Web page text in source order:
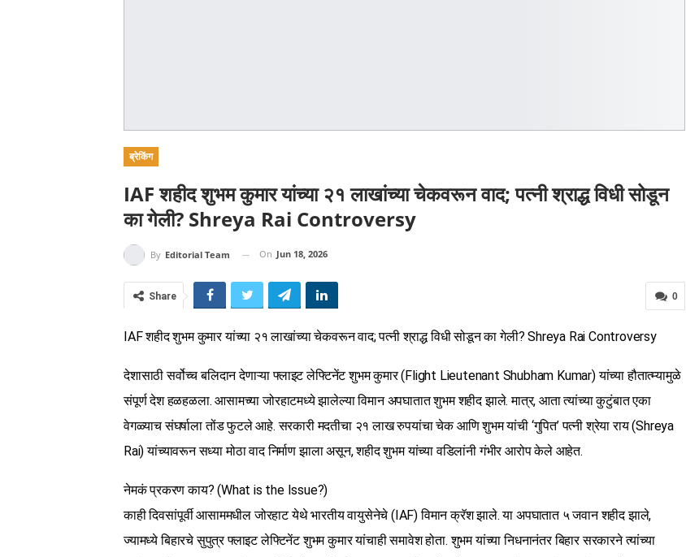
ब्रेकिंग
IAF शहीद शुभम कुमार यांच्या २१ लाखांच्या चेकवरून वाद; पत्नी श्राद्ध विधी सोडून
का गेली? Shreya Rai Controversy
By Editorial Team On Jun 18, 2026
0
Share
IAF शहीद शुभम कुमार यांच्या २१ लाखांच्या चेकवरून वाद; पत्नी श्राद्ध विधी सोडून का गेली? Shreya Rai Controversy
देशासाठी सर्वोच्च बलिदान देणाऱ्या फ्लाइट लेफ्टिनेंट शुभम कुमार (Flight Lieutenant Shubham Kumar) यांच्या हौतात्म्यामुळे
संपूर्ण देश हळहळला. आसामच्या जोरहाटमध्ये झालेल्या विमान अपघातात शुभम शहीद झाले. मात्र, आता त्यांच्या कुटुंबात एका
वेगळ्याच संघर्षाला तोंड फुटले आहे. सरकारी मदतीचा २१ लाख रुपयांचा चेक आणि शुभम यांची ‘गुपित’ पत्नी श्रेया राय (Shreya
Rai) यांच्यावरून सध्या मोठा वाद निर्माण झाला असून, शहीद शुभम यांच्या वडिलांनी गंभीर आरोप केले आहेत.
नेमकं प्रकरण काय? (What is the Issue?)
काही दिवसांपूर्वी आसाममधील जोरहाट येथे भारतीय वायुसेनेचे (IAF) विमान क्रॅश झाले. या अपघातात ५ जवान शहीद झाले,
ज्यामध्ये बिहारचे सुपुत्र फ्लाइट लेफ्टिनेंट शुभम कुमार यांचाही समावेश होता. शुभम यांच्या निधनानंतर बिहार सरकारने त्यांच्या